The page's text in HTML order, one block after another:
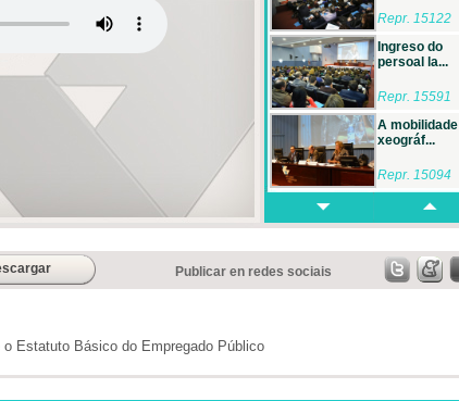
Repr. 15122
Ingreso do
persoal la...
Repr. 15591
A mobilidade
xeográf...
Repr. 15094
A extinción
Repr. 15605
Reformas
emprego ...
Publicar en redes sociais
o Estatuto Básico do Empregado Público